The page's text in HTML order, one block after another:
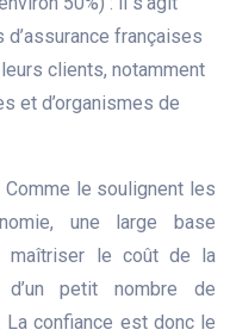
françaises
clients, notamment
et d’organismes de
le soulignent les
une large base
maîtriser le coût de la
petit nombre de
confiance est donc le